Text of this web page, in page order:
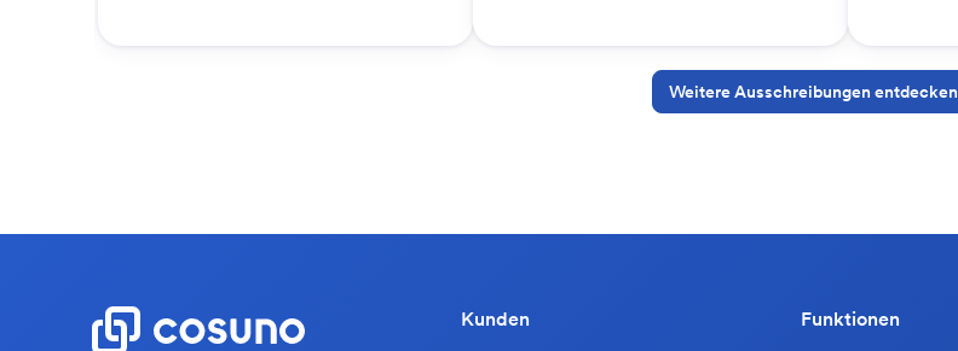
Weitere Ausschreibungen entdecken
Kunden Funktionen